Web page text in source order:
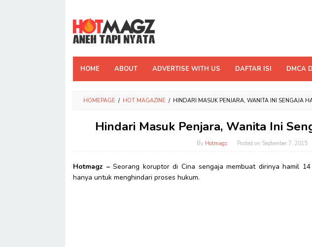
content
HOME ABOUT ADVERTISE WITH US DAFTAR ISI DMCA
HOMEPAGE / HOT MAGAZINE / HINDARI MASUK PENJARA, WANITA INI SENGAJA
Hindari Masuk Penjara, Wanita Ini
By Hotmagz Posted on September 7, 2015
Hotmagz –Seorang koruptor di Cina sengaja membuat dirinya hamil
hanya untuk menghindari proses hukum.